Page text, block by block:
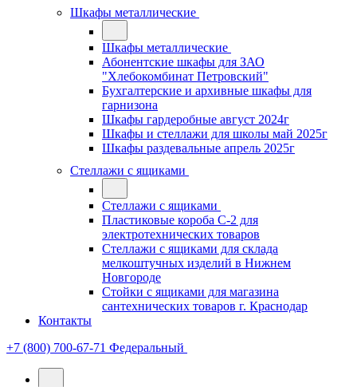
Шкафы металлические
Шкафы металлические
Абонентские шкафы для ЗАО
"Хлебокомбинат Петровский"
Бухгалтерские и архивные шкафы для
гарнизона
Шкафы гардеробные август 2024г
Шкафы и стеллажи для школы май 2025г
Шкафы раздевальные апрель 2025г
Стеллажи с ящиками
Стеллажи с ящиками
Пластиковые короба С-2 для
электротехнических товаров
Стеллажи с ящиками для склада
мелкоштучных изделий в Нижнем
Новгороде
Стойки с ящиками для магазина
сантехнических товаров г. Краснодар
Контакты
+7 (800) 700-67-71 Федеральный